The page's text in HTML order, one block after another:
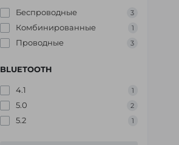
Беспроводные 3
Комбинированные 1
Проводные 3
BLUETOOTH
4.1 1
5.0 2
5.2 1